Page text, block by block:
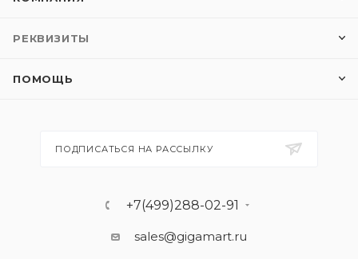
РЕКВИЗИТЫ
ПОМОЩЬ
ПОДПИСАТЬСЯ НА РАССЫЛКУ
+7(499)288-02-91
sales@gigamart.ru